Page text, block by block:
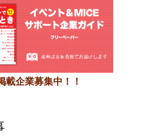
載企業募集中！！